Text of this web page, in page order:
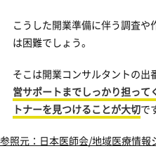
こうした開業準備に伴う調査
は困難でしょう。
そこは開業コンサルタントの出
営サポートまでしっかり担っ
トナーを見つけることが大切で
参照元：日本医師会/地域医療情報